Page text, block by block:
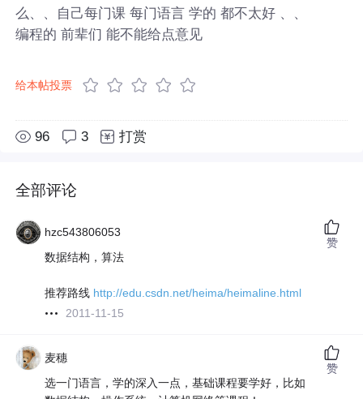
么、、自己每门课 每门语言 学的 都不太好 、、
编程的 前辈们 能不能给点意见
给本帖投票
96 3 打赏
全部评论
hzc543806053
数据结构，算法
推荐路线 http://edu.csdn.net/heima/heimaline.html
2011-11-15
赞
麦穗
选一门语言，学的深入一点，基础课程要学好，比如
赞